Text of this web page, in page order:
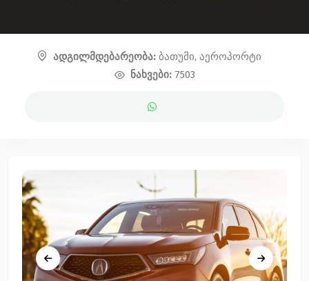
ადგილმდებარეობა: ბათუმი, აეროპორტი
ნახვები: 7503